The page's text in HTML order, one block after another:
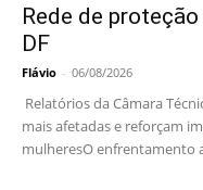
Rede de
DF
Flávio - 06/08/2026
Relatórios da Câmara
mais afetadas e reforçam
mulheresO enfrentamento